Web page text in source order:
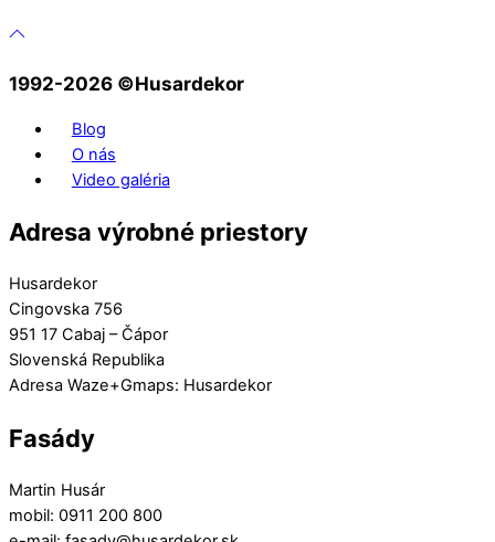
1992-2026 ©️Husardekor
Blog
O nás
Video galéria
Adresa výrobné priestory
Husardekor
Cingovska 756
951 17 Cabaj – Čápor
Slovenská Republika
Adresa Waze+Gmaps: Husardekor
Fasády
Martin Husár
mobil: 0911 200 800